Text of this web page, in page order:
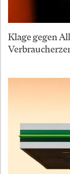
Klage gegen